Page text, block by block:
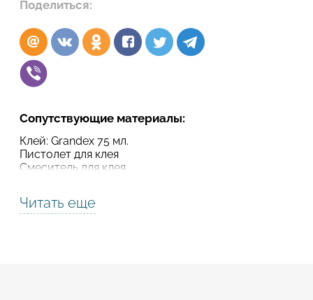
Поделиться:
Сопутствующие материалы:
Клей: Grandex 75 мл.
Пистолет для клея
Смеситель для клея
Читать еще